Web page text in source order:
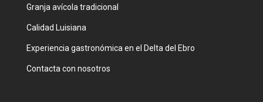
Granja avícola tradicional
Calidad Luisiana
Experiencia gastronómica en el Delta del Ebro
Contacta con nosotros